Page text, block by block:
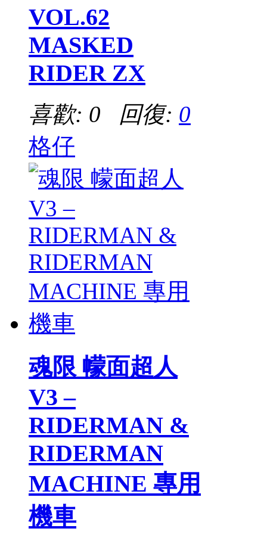
VOL.62
MASKED
RIDER ZX
喜歡: 0 回復: 0
格仔
魂限 幪面超人
V3 –
RIDERMAN &
RIDERMAN
MACHINE 專用
機車